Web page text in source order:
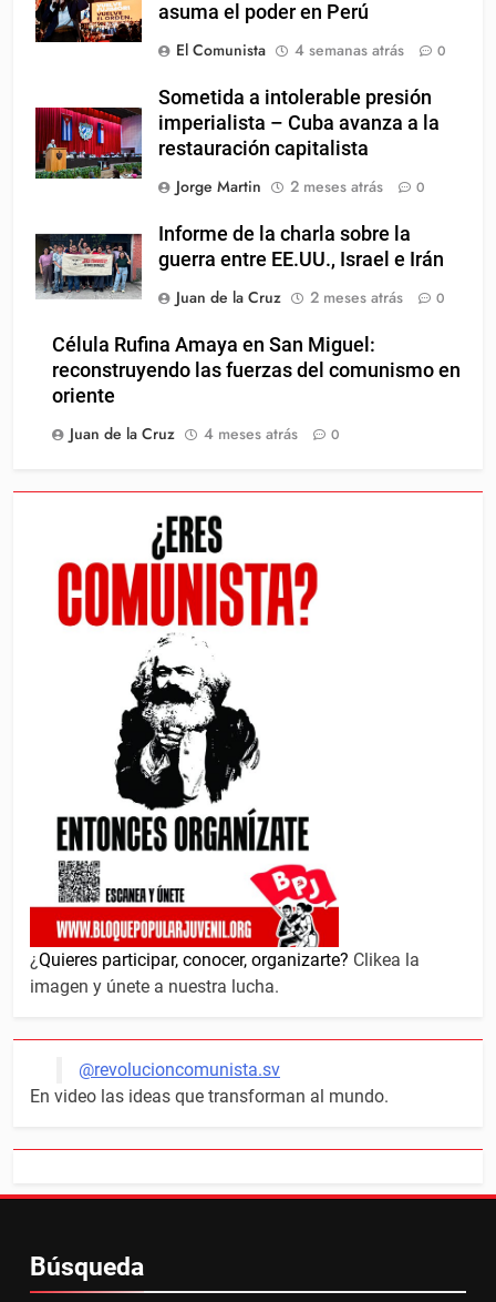
asuma el poder en Perú
El Comunista
4 semanas atrás 0
Sometida a intolerable presión
imperialista – Cuba avanza a la
restauración capitalista
Jorge Martin
2 meses atrás 0
Informe de la charla sobre la
guerra entre EE.UU., Israel e Irán
Juan de la Cruz
2 meses atrás 0
Célula Rufina Amaya en San Miguel:
reconstruyendo las fuerzas del comunismo en
oriente
Juan de la Cruz
4 meses atrás 0
¿Quieres participar, conocer, organizarte? Clikea la
imagen y únete a nuestra lucha.
@revolucioncomunista.sv
En video las ideas que transforman al mundo.
Búsqueda